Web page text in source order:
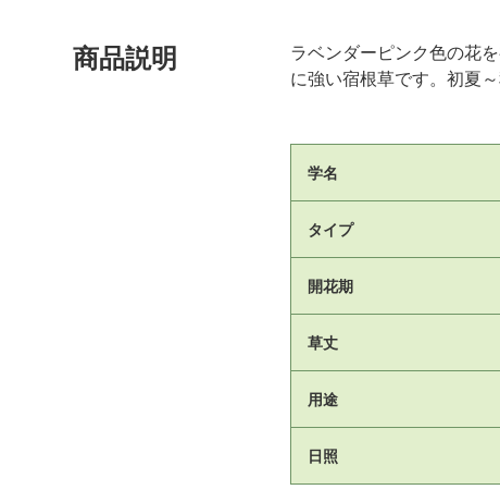
商品説明
ラベンダーピンク色の花
に強い宿根草です。初夏
学名
タイプ
開花期
草丈
用途
日照